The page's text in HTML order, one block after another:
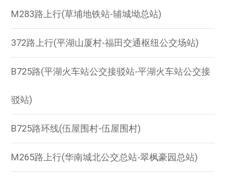
M283路上行(草埔地铁站-辅城坳总站)
372路上行(平湖山厦村-福田交通枢纽公交场站)
B725路(平湖火车站公交接驳站-平湖火车站公交接
驳站)
B725路环线(伍屋围村-伍屋围村)
M265路上行(华南城北公交总站-翠枫豪园总站)